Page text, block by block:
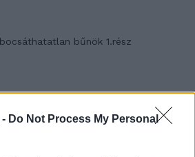
- Do Not Process My Personal
bűnök 1.rész
Genovéva, a túlélő Franciaország